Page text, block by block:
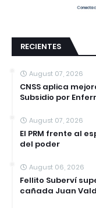
RECIENTES
August 07, 2026
CNSS aplica
Subsidio por
August 07, 2026
El PRM frente al
del poder
August 06, 2026
Fellito Suberví
cañada Juan